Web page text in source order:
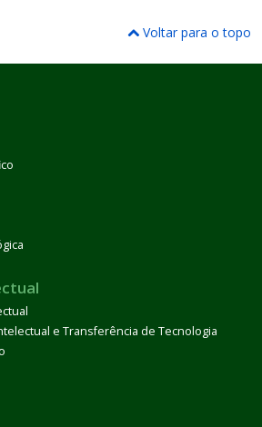
Voltar para o topo
e Transferência de Tecnologia